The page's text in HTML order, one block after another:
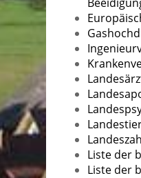
Liste der
Liste der